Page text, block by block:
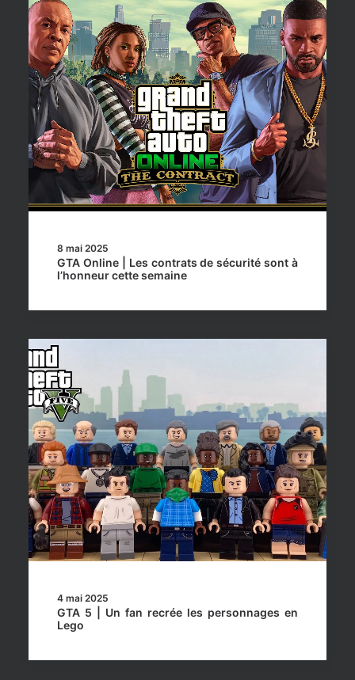
8 mai 2025
GTA Online | Les contrats de sécurité sont à
l’honneur cette semaine
4 mai 2025
GTA 5 | Un fan recrée les personnages en
Lego